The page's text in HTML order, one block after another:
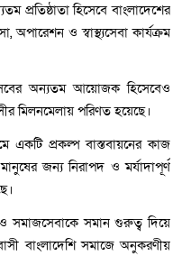
হিসেবে বাংলাদেশের
অপারেশন ও স্বাস্থ্যসেবা কার্যক্রম
অন্যতম আয়োজক হিসেবেও
মিলনমেলায় পরিণত হয়েছে।
একটি প্রকল্প বাস্তবায়নের কাজ
জন্য নিরাপদ ও মর্যাদাপূর্ণ
সমাজসেবাকে সমান গুরুত্ব দিয়ে
বাংলাদেশি সমাজে অনুকরণীয়